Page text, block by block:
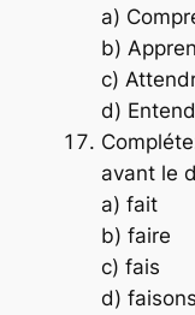
a)
b)
c)
d)
avant le
a) fait
b) faire
c) fais
d) faisons